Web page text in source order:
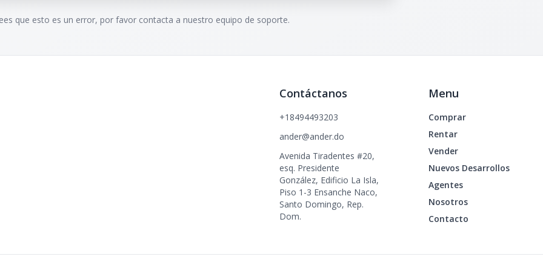
que esto es un error, por favor contacta a nuestro equipo de soporte.
Contáctanos
+18494493203
ander@ander.do
Avenida Tiradentes #20,
esq. Presidente
González, Edificio La Isla,
Piso 1-3 Ensanche Naco,
Santo Domingo, Rep.
Dom.
Menu
Comprar
Rentar
Vender
Nuevos Desarrollos
Agentes
Nosotros
Contacto